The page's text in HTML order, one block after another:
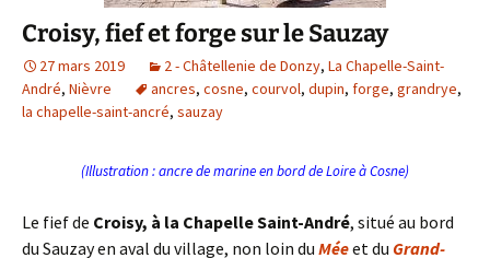
Croisy, fief et forge sur le Sauzay
27 mars 2019 2 - Châtellenie de Donzy, La Chapelle-Saint-
André, Nièvre ancres, cosne, courvol, dupin, forge, grandrye,
la chapelle-saint-ancré, sauzay
(Illustration : ancre de marine en bord de Loire à Cosne)
Le fief de Croisy, à la Chapelle Saint-André, situé au bord
du Sauzay en aval du village, non loin du Méeet du Grand-